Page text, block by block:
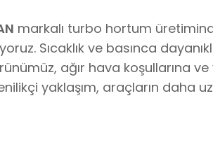
markalı turbo hortum
Sıcaklık ve basınca
ağır hava koşullarına
yaklaşım, araçların daha